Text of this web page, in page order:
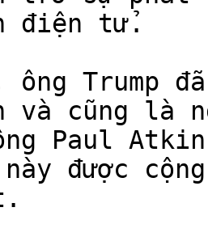
điện tử.
ông Trump
và cũng là
Paul
được